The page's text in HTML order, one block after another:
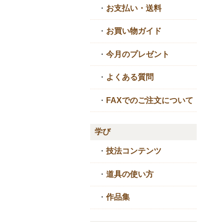
・ お支払い・送料
・ お買い物ガイド
・ 今月のプレゼント
・ よくある質問
・ FAXでのご注文について
学び
・ 技法コンテンツ
・ 道具の使い方
・ 作品集